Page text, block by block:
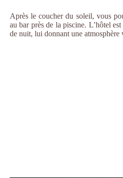
Après le coucher du soleil, vous
au bar près de la piscine. L’hôtel
de nuit, lui donnant une atmosphère